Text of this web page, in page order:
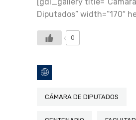
Diputados” width=”170″
0
CÁMARA DE DIPUTADOS